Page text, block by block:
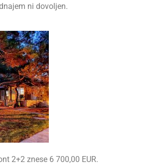
ni dovoljen.
2+2 znese 6 700,00 EUR.